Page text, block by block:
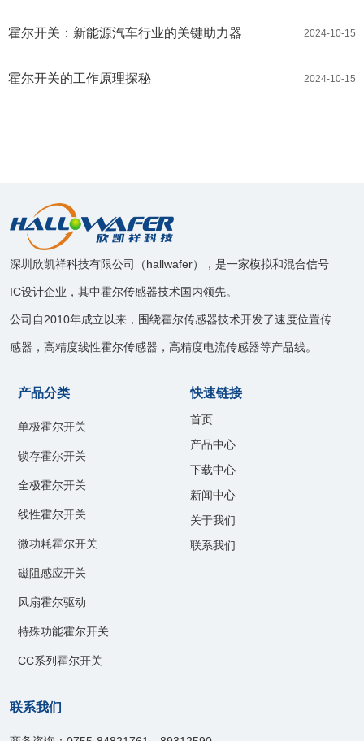
2024-10-15
霍尔开关：新能源汽车行业的关键助力器
2024-10-15
霍尔开关的工作原理探秘
深圳欣凯祥科技有限公司（hallwafer），是一家模拟和混合信号
IC设计企业，其中霍尔传感器技术国内领先。
公司自2010年成立以来，围绕霍尔传感器技术开发了速度位置传
感器，高精度线性霍尔传感器，高精度电流传感器等产品线。
产品分类
单极霍尔开关
锁存霍尔开关
全极霍尔开关
线性霍尔开关
微功耗霍尔开关
磁阻感应开关
风扇霍尔驱动
特殊功能霍尔开关
CC系列霍尔开关
快速链接
首页
产品中心
下载中心
新闻中心
关于我们
联系我们
联系我们